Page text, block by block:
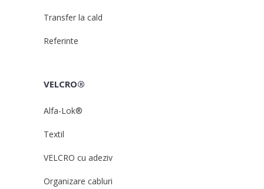
Transfer la cald
Referinte
VELCRO®
Alfa-Lok®
Textil
VELCRO cu adeziv
Organizare cabluri